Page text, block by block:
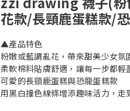
花款/長頸鹿蛋糕款/
▲產品特色
粉嫩或藍調亂花，帶來甜美少女氛
柔軟棉料貼膚舒適，讓每一步都輕
可愛的長頸鹿蛋糕與恐龍蛋糕款
用黑白撞色線條增添趣味活力，走